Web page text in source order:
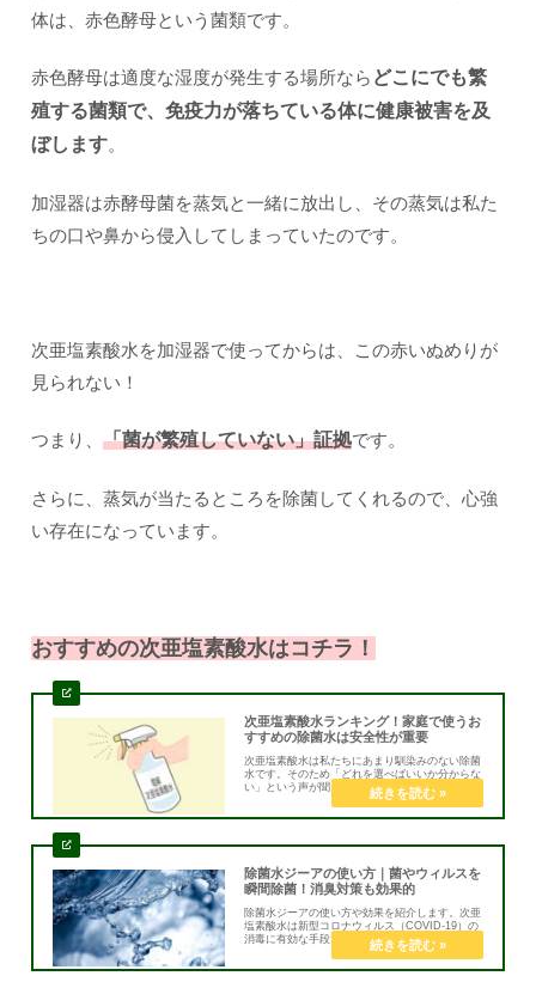
体は、赤色酵母という菌類です。
赤色酵母は適度な湿度が発生する場所なら どこにでも繁
殖する菌類で、免疫力が落ちている体に健康被害を及
ぼします。
加湿器は赤酵母菌を蒸気と一緒に放出し、その蒸気は私た
ちの口や鼻から侵入してしまっていたのです。
次亜塩素酸水を加湿器で使ってからは、この赤いぬめりが
見られない！
つまり、 「菌が繁殖していない」証拠です。
さらに、蒸気が当たるところを除菌してくれるので、心強
い存在になっています。
おすすめの次亜塩素酸水はコチラ！
次亜塩素酸水ランキング！家庭で使うお
すすめの除菌水は安全性が重要
次亜塩素酸水は私たちにあまり馴染みのない除菌
水です。そのため「どれを選べばいいか分からな
い」という声が聞こえます。ここでは、実績や効
果、安全性、口コミなどを参考にしたランキング
除菌水ジーアの使い方｜菌やウィルスを
瞬間除菌！消臭対策も効果的
除菌水ジーアの使い方や効果を紹介します。次亜
塩素酸水は新型コロナウィルス（COVID-19）の
消毒に有効な手段です。高齢者や赤ちゃん、ペッ
トが安心して生活できる環境をつくりましょう。